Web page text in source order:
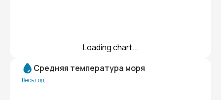
Loading chart...
Средняя температура моря
Весь год